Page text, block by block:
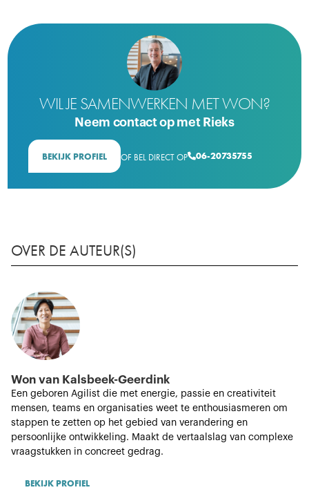
WIL JE SAMENWERKEN MET WON?
Neem contact op met Rieks
BEKIJK PROFIEL OF BEL DIRECT OP06-20735755
OVER DE AUTEUR(S)
Won van Kalsbeek-Geerdink
Een geboren Agilist die met energie, passie en creativiteit
mensen, teams en organisaties weet te enthousiasmeren om
stappen te zetten op het gebied van verandering en
persoonlijke ontwikkeling. Maakt de vertaalslag van complexe
vraagstukken in concreet gedrag.
BEKIJK PROFIEL